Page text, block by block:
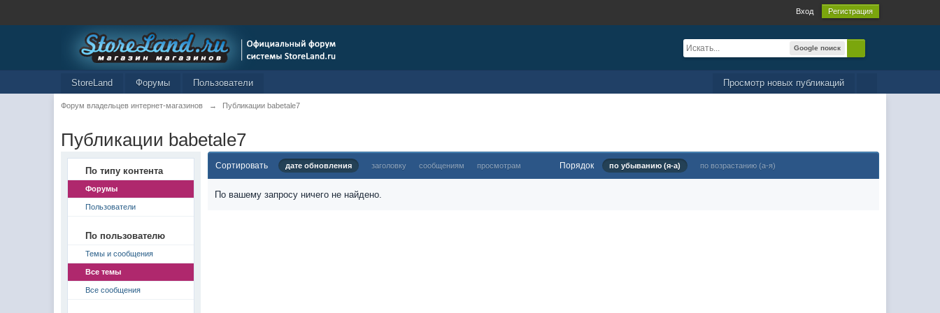
Вход Регистрация
Google поиск
Просмотр новых публикаций
StoreLand Форумы Пользователи
Форум владельцев интернет-магазинов → Публикации babetale7
Публикации babetale7
По типу контента
Форумы
Пользователи
По пользователю
Темы и сообщения
Все темы
Все сообщения
Сортировать дате обновления заголовку сообщениям просмотрам Порядок по убыванию (я-а) по возрастанию (а-я)
По вашему запросу ничего не найдено.